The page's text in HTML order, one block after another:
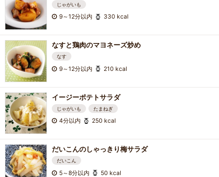
じゃがいも
9～12分以内 330 kcal
なすと鶏肉のマヨネーズ炒め
なす
9～12分以内 210 kcal
イージーポテトサラダ
じゃがいも たまねぎ
4分以内 250 kcal
だいこんのしゃっきり梅サラダ
だいこん
5～8分以内 50 kcal